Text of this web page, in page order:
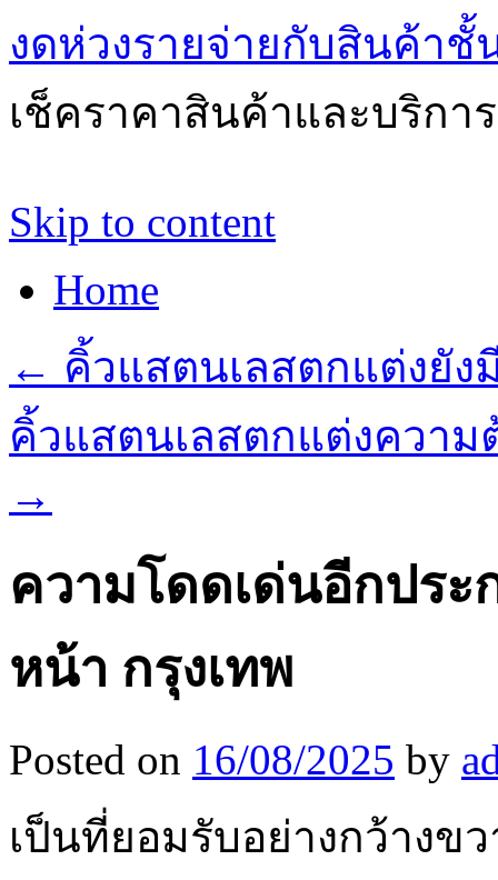
งดห่วงรายจ่ายกับสินค้า
เช็คราคาสินค้าและบริกา
Skip to content
Home
← คิ้วแสตนเลสตกแต่งยั
คิ้วแสตนเลสตกแต่งควา
→
ความโดดเด่นอีกปร
หน้า กรุงเทพ
Posted on 16/08/2025 by
เป็นที่ยอมรับอย่างกว้างข